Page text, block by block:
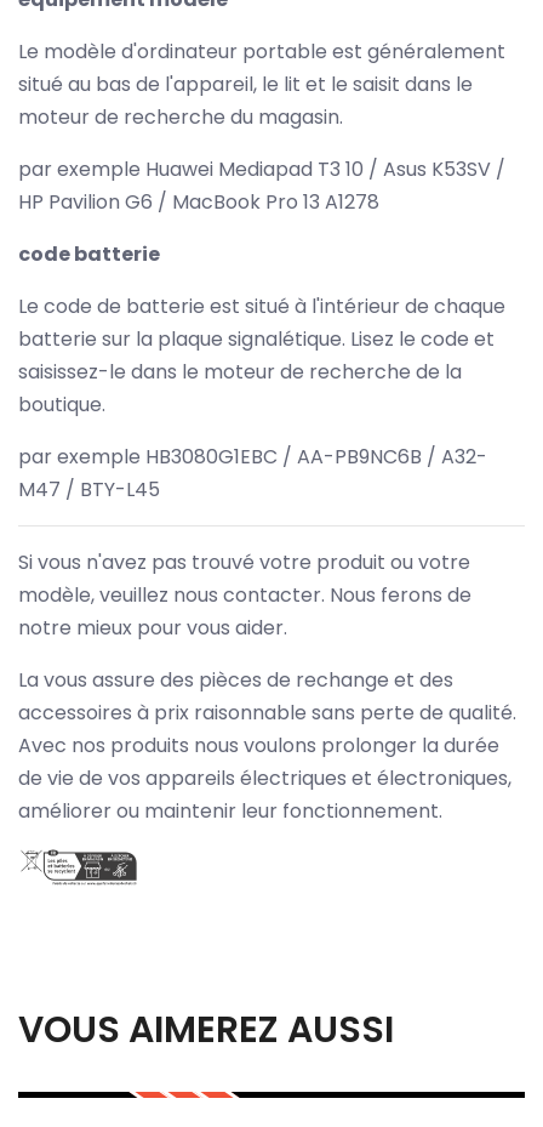
Le modèle d'ordinateur portable est généralement
situé au bas de l'appareil, le lit et le saisit dans le
moteur de recherche du magasin.
par exemple Huawei Mediapad T3 10 / Asus K53SV /
HP Pavilion G6 / MacBook Pro 13 A1278
code batterie
Le code de batterie est situé à l'intérieur de chaque
batterie sur la plaque signalétique. Lisez le code et
saisissez-le dans le moteur de recherche de la
boutique.
par exemple HB3080G1EBC / AA-PB9NC6B / A32-
M47 / BTY-L45
Si vous n'avez pas trouvé votre produit ou votre
modèle, veuillez nous contacter. Nous ferons de
notre mieux pour vous aider.
La vous assure des pièces de rechange et des
accessoires à prix raisonnable sans perte de qualité.
Avec nos produits nous voulons prolonger la durée
de vie de vos appareils électriques et électroniques,
améliorer ou maintenir leur fonctionnement.
VOUS AIMEREZ AUSSI